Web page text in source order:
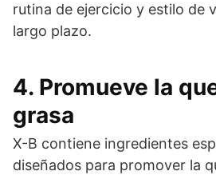
rutina de ejercicio y estilo de
largo plazo.
4. Promueve la
grasa
X-B contiene ingredientes
diseñados para promover la